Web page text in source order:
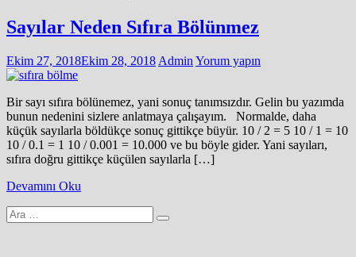
Sayılar Neden Sıfıra Bölünmez
Ekim 27, 2018Ekim 28, 2018 Admin Yorum yapın
Bir sayı sıfıra bölünemez, yani sonuç tanımsızdır. Gelin bu yazımda
bunun nedenini sizlere anlatmaya çalışayım. Normalde, daha
küçük sayılarla böldükçe sonuç gittikçe büyür. 10 / 2 = 5 10 / 1 = 10
10 / 0.1 = 1 10 / 0.001 = 10.000 ve bu böyle gider. Yani sayıları,
sıfıra doğru gittikçe küçülen sayılarla […]
Devamını Oku
Arama
yap: